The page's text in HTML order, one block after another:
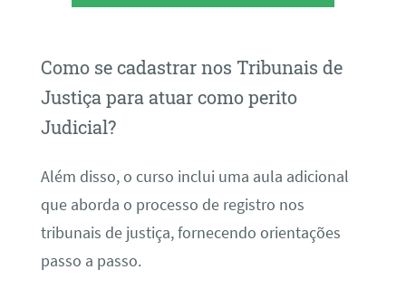
Como se cadastrar nos Tribunais de
Justiça para atuar como perito
Judicial?
Além disso, o curso inclui uma aula adicional
que aborda o processo de registro nos
tribunais de justiça, fornecendo orientações
passo a passo.